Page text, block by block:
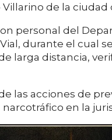
de la ciudad
personal del
durante el cual
larga distancia,
las acciones de
en la